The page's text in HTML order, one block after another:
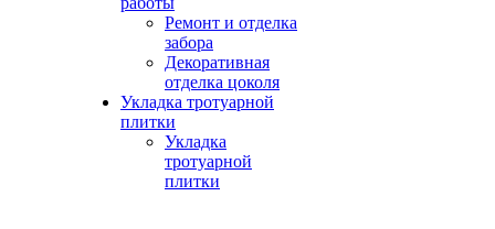
Ремонт и отделка
забора
Декоративная
отделка цоколя
Укладка тротуарной
плитки
Укладка
тротуарной
плитки